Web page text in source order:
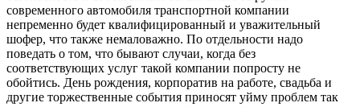
современного автомобиля транспортной компании
непременно будет квалифицированный и уважительный
шофер, что также немаловажно. По отдельности надо
поведать о том, что бывают случаи, когда без
соответствующих услуг такой компании попросту не
обойтись. День рождения, корпоратив на работе, свадьба и
другие торжественные события приносят уйму проблем так